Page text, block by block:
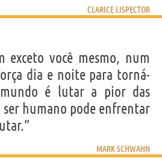
CLARICE LISPECTOR
exceto você mesmo, num
dia e noite para torná-
é lutar a pior das
humano pode enfrentar
MARK SCHWAHN